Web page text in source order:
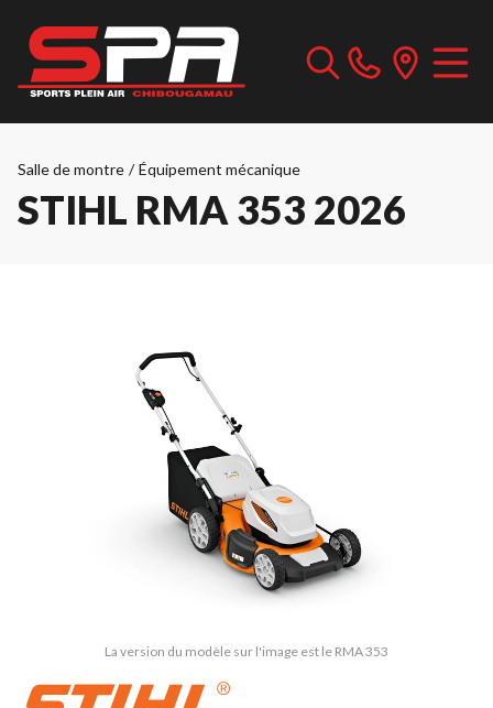
Salle de montre / Équipement mécanique
STIHL RMA 353 2026
La version du modèle sur l'image est le RMA 353